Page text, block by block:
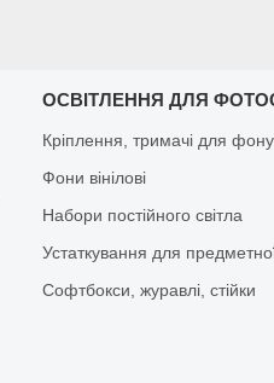
ОСВІТЛЕННЯ ДЛЯ
Кріплення, тримачі для фону
Фони вінілові
Набори постійного світла
Устаткування для
Софтбокси, журавлі, стійки